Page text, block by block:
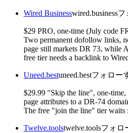
Wired Businesswired.businessフ
$29 PRO, one-time (July code
Two permanent dofollow links,
page still markets DR 73, while
free tier needs a backlink to
Uneed.bestuneed.bestフォロー
$29.99 "Skip the line", one-
page attributes to a DR-74
The free "join the line" tier waits
Twelve.toolstwelve.toolsフォロ